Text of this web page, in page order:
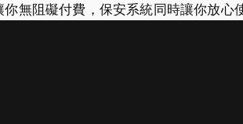
無阻礙付費，保安系統同時讓你放心